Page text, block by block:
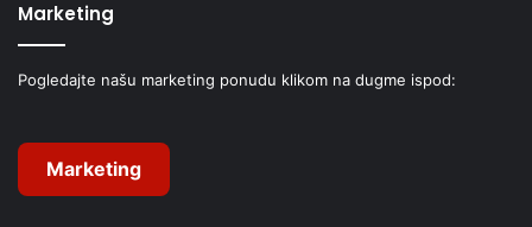
Marketing
Pogledajte našu marketing ponudu klikom na dugme ispod:
Marketing